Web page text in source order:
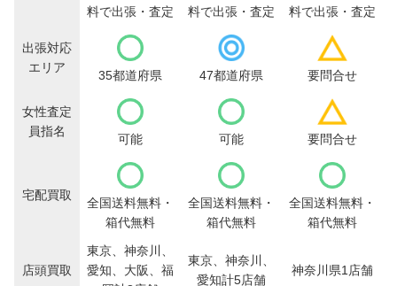
料で出張・査定
料で出張・査定
料で出張・査定
出張対応
エリア
35都道府県 47都道府県 要問合せ
女性査定
員指名
可能 可能 要問合せ
宅配買取
全国送料無料・
箱代無料
全国送料無料・
箱代無料
全国送料無料・
箱代無料
店頭買取
東京、神奈川、
愛知、大阪、福
東京、神奈川、
愛知計5店舗
神奈川県1店舗